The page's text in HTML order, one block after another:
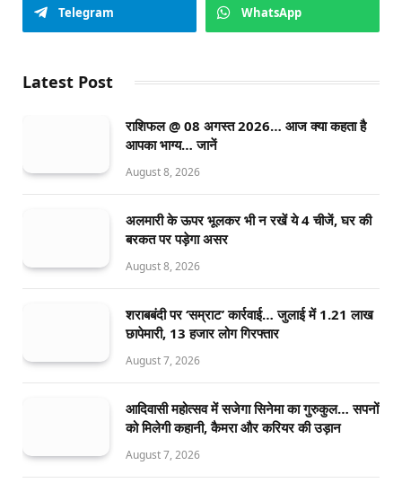
Telegram WhatsApp
Latest Post
राशिफल @ 08 अगस्त 2026… आज क्या कहता है
आपका भाग्य… जानें
August 8, 2026
अलमारी के ऊपर भूलकर भी न रखें ये 4 चीजें, घर की
बरकत पर पड़ेगा असर
August 8, 2026
शराबबंदी पर ‘सम्राट’ कार्रवाई… जुलाई में 1.21 लाख
छापेमारी, 13 हजार लोग गिरफ्तार
August 7, 2026
आदिवासी महोत्सव में सजेगा सिनेमा का गुरुकुल… सपनों
को मिलेगी कहानी, कैमरा और करियर की उड़ान
August 7, 2026